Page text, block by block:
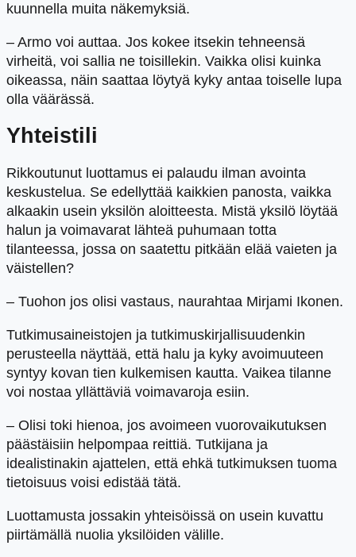
kuunnella muita näkemyksiä.
– Armo voi auttaa. Jos kokee itsekin tehneensä
virheitä, voi sallia ne toisillekin. Vaikka olisi kuinka
oikeassa, näin saattaa löytyä kyky antaa toiselle lupa
olla väärässä.
Yhteistili
Rikkoutunut luottamus ei palaudu ilman avointa
keskustelua. Se edellyttää kaikkien panosta, vaikka
alkaakin usein yksilön aloitteesta. Mistä yksilö löytää
halun ja voimavarat lähteä puhumaan totta
tilanteessa, jossa on saatettu pitkään elää vaieten ja
väistellen?
– Tuohon jos olisi vastaus, naurahtaa Mirjami Ikonen.
Tutkimusaineistojen ja tutkimuskirjallisuudenkin
perusteella näyttää, että halu ja kyky avoimuuteen
syntyy kovan tien kulkemisen kautta. Vaikea tilanne
voi nostaa yllättäviä voimavaroja esiin.
– Olisi toki hienoa, jos avoimeen vuorovaikutuksen
päästäisiin helpompaa reittiä. Tutkijana ja
idealistinakin ajattelen, että ehkä tutkimuksen tuoma
tietoisuus voisi edistää tätä.
Luottamusta jossakin yhteisöissä on usein kuvattu
piirtämällä nuolia yksilöiden välille.